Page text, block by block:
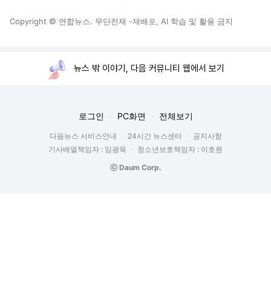
Copyright © 연합뉴스. 무단전재 -재배포, AI 학습 및 활용 금지
뉴스 밖 이야기, 다음 커뮤니티 웹에서 보기
로그인 PC화면 전체보기
다음뉴스 서비스안내 24시간 뉴스센터
공지사항
기사배열책임자 : 임광욱
청소년보호책임자 : 이호원
ⓒ Daum Corp.